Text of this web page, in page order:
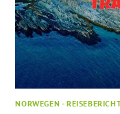
NORWEGEN -